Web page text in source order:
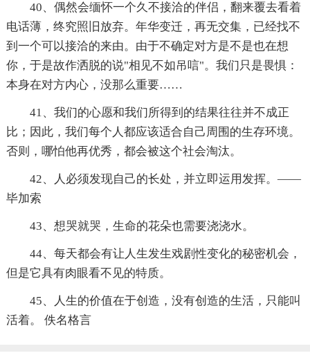
40、偶然会缅怀一个久不接洽的伴侣，翻来覆去看着
电话薄，终究照旧放弃。年华变迁，再无交集，已经找不
到一个可以接洽的来由。由于不确定对方是不是也在想
你，于是故作洒脱的说"相见不如吊唁"。我们只是畏惧：
本身在对方内心，没那么重要……
41、我们的心愿和我们所得到的结果往往并不成正
比；因此，我们每个人都应该适合自己周围的生存环境。
否则，哪怕他再优秀，都会被这个社会淘汰。
42、人必须发现自己的长处，并立即运用发挥。——
毕加索
43、想哭就哭，生命的花朵也需要浇浇水。
44、每天都会有让人生发生戏剧性变化的秘密机会，
但是它具有肉眼看不见的特质。
45、人生的价值在于创造，没有创造的生活，只能叫
活着。 佚名格言